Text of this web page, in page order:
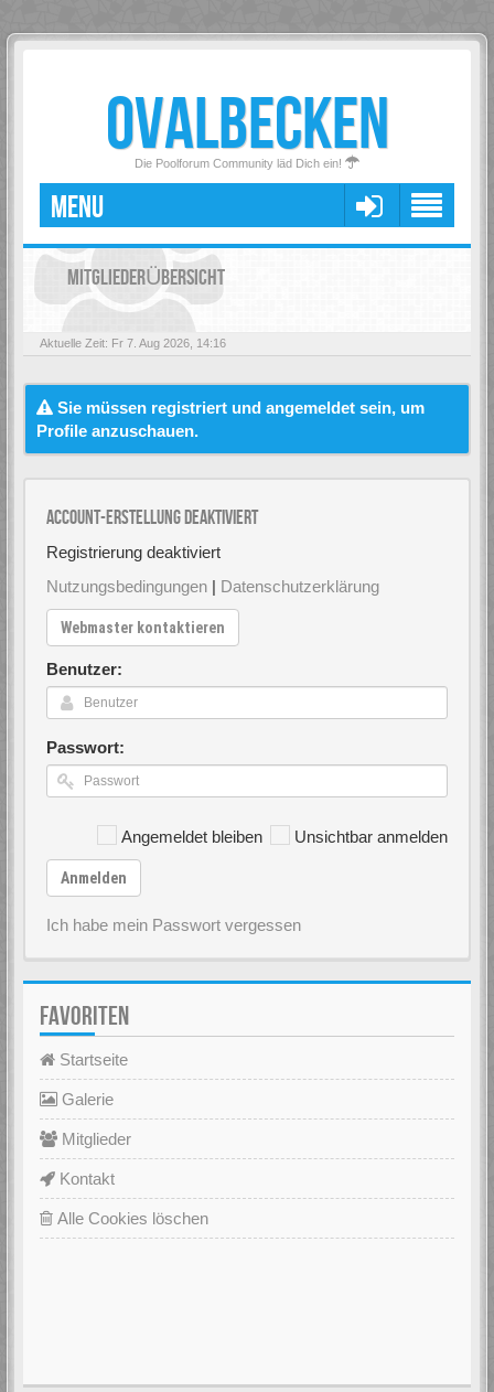
OVALBECKEN
Die Poolforum Community läd Dich ein!
MENU
MITGLIEDERÜBERSICHT
Aktuelle Zeit: Fr 7. Aug 2026, 14:16
Sie müssen registriert und angemeldet sein, um
Profile anzuschauen.
Account-Erstellung deaktiviert
Registrierung deaktiviert
Nutzungsbedingungen | Datenschutzerklärung
Webmaster kontaktieren
Benutzer:
Passwort:
Angemeldet bleiben Unsichtbar anmelden
Anmelden
Ich habe mein Passwort vergessen
FAVORITEN
Startseite
Galerie
Mitglieder
Kontakt
Alle Cookies löschen